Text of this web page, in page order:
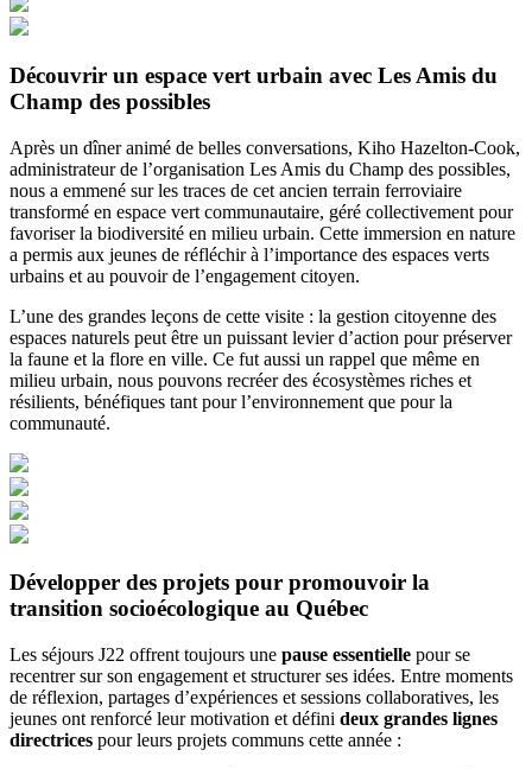
Découvrir un espace vert urbain avec Les Amis du
Champ des possibles
Après un dîner animé de belles conversations, Kiho Hazelton-Cook,
administrateur de l’organisation Les Amis du Champ des possibles,
nous a emmené sur les traces de cet ancien terrain ferroviaire
transformé en espace vert communautaire, géré collectivement pour
favoriser la biodiversité en milieu urbain. Cette immersion en nature
a permis aux jeunes de réfléchir à l’importance des espaces verts
urbains et au pouvoir de l’engagement citoyen.
L’une des grandes leçons de cette visite : la gestion citoyenne des
espaces naturels peut être un puissant levier d’action pour préserver
la faune et la flore en ville. Ce fut aussi un rappel que même en
milieu urbain, nous pouvons recréer des écosystèmes riches et
résilients, bénéfiques tant pour l’environnement que pour la
communauté.
Développer des projets pour promouvoir la
transition socioécologique au Québec
Les séjours J22 offrent toujours une pause essentielle pour se
recentrer sur son engagement et structurer ses idées. Entre moments
de réflexion, partages d’expériences et sessions collaboratives, les
jeunes ont renforcé leur motivation et défini deux grandes lignes
directrices pour leurs projets communs cette année :